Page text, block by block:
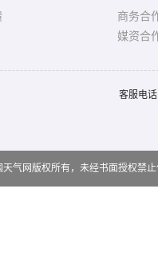
商务合
媒资合
客服电
天气网版权所有，未经书面授权